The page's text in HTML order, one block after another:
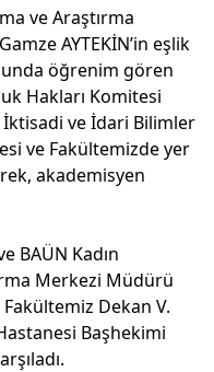
ve Araştırma
AYTEKİN’in eşlik
öğrenim gören
Hakları Komitesi
ve İdari Bilimler
ve Fakültemizde yer
akademisyen
BAÜN Kadın
Merkezi Müdürü
Fakültemiz Dekan V.
Başhekimi